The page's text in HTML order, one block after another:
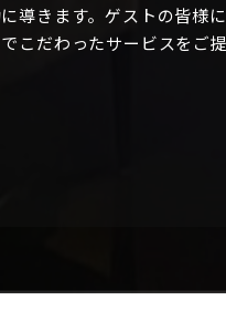
導きます。ゲストの皆様
こだわったサービスをご